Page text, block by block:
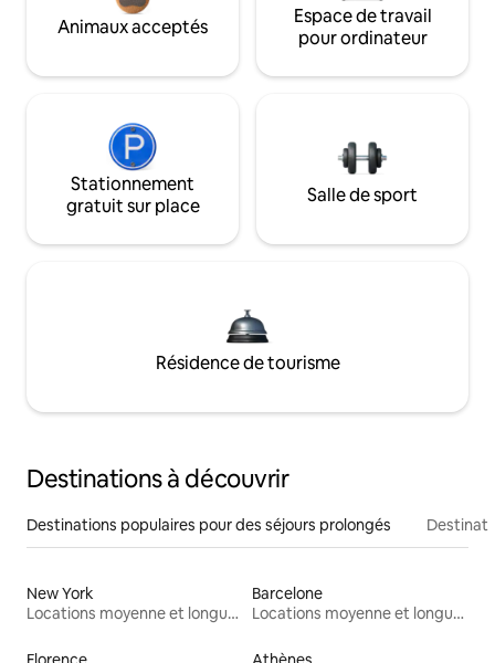
Animaux acceptés
Espace de travail
pour ordinateur
Stationnement
gratuit sur place
Salle de sport
Résidence de tourisme
Destinations à découvrir
Destinations populaires pour des séjours prolongés
New York
Locations moyenne et longue durée
Barcelone
Locations moyenne et longue durée